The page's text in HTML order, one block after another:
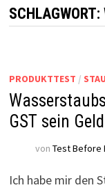
SCHLAGWORT:
PRODUKTTEST /
GST sein
von Test Before
Ich habe mir den